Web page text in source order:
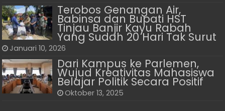
Terobos Genangan Air,
Babinsa dan Bupati HST
Tinjau Banjir Kayu Rabah
Yang Sudah 20 Hari Tak Surut
Januari 10, 2026
Dari Kampus ke Parlemen,
Wujud Kreativitas Mahasiswa
Belajar Politik Secara Positif
Oktober 13, 2025